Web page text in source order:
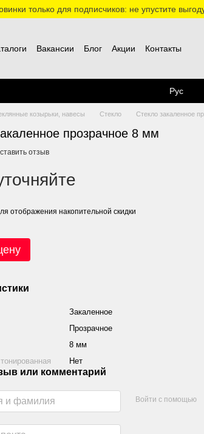
только для подписчиков: не упустите
Вакансии Блог Акции Контакты
Рус
козырьки, навесы Стекло Стекло закаленное
прозрачное 8 мм
отзыв
отображения накопительной скидки
Закаленное
Прозрачное
8 мм
Нет
или комментарий
Войти с помощью